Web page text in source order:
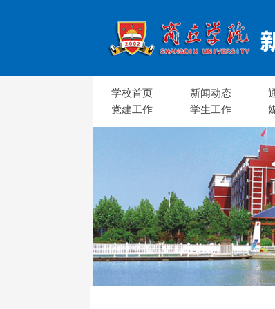
学校首页 新闻动态
党建工作
学生工作